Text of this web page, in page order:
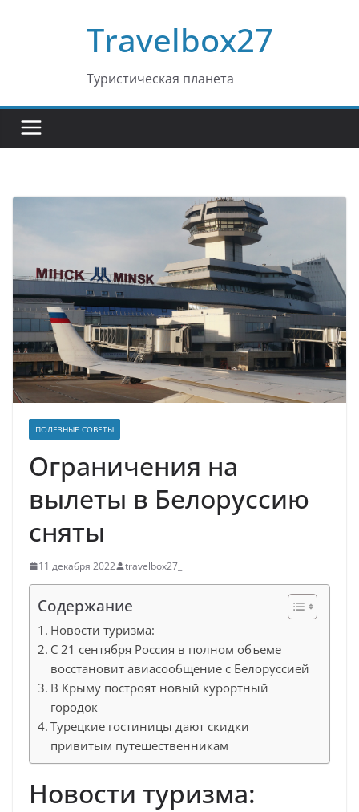
Travelbox27
Туристическая планета
ПОЛЕЗНЫЕ СОВЕТЫ
Ограничения на
вылеты в Белоруссию
сняты
11 декабря 2022 travelbox27_
Содержание
Новости туризма:
С 21 сентября Россия в полном объеме
восстановит авиасообщение с Белоруссией
В Крыму построят новый курортный
городок
Турецкие гостиницы дают скидки
привитым путешественникам
Новости туризма: